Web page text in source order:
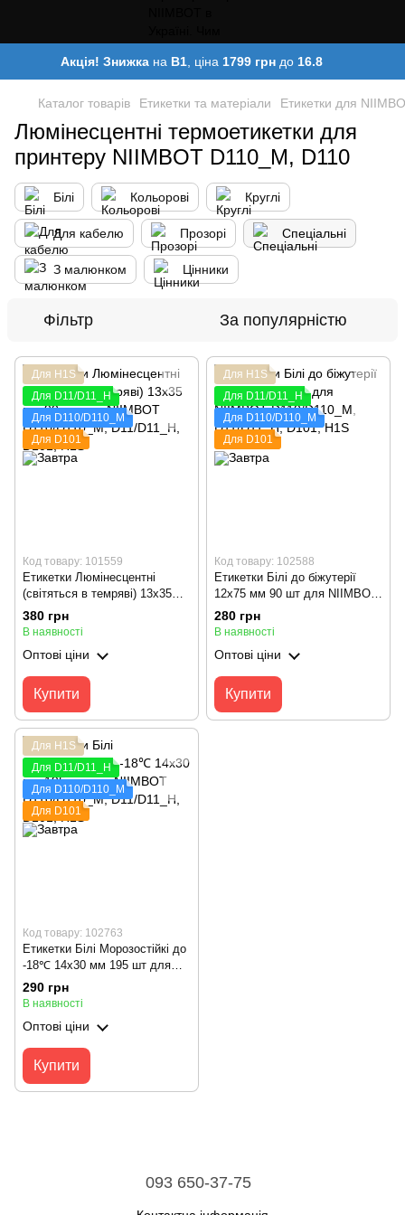
Акція! Знижка на B1, ціна 1799 грн до 16.8
Каталог товарів Етикетки та матеріали Етикетки для
Люмінесцентні термоетикетки для
принтеру NIIMBOT D110_M, D110
Білі Кольорові Круглі
Для кабелю Прозорі Спеціальні
З малюнком Цінники
Фільтр За популярністю
Для H1S
Для D11/D11_H
Для D110/D110_M
Для D101
Код товару: 101559
Етикетки Люмінесцентні
(світяться в темряві) 13х35
мм 90 шт для NIIMBOT
D110/D110_M, D11/D11_H,
380 грн
В наявності
Оптові ціни
Купити
Для H1S
Для D11/D11_H
Для D110/D110_M
Для D101
Код товару: 102588
Етикетки Білі до біжутерії
12x75 мм 90 шт для NIIMBOT
D110/D110_M, D11/D11_H,
D101, H1S
280 грн
В наявності
Оптові ціни
Купити
Для H1S
Для D11/D11_H
Для D110/D110_M
Для D101
Код товару: 102763
Етикетки Білі Морозостійкі до
-18℃ 14х30 мм 195 шт для
NIIMBOT D110/D110_M,
D11/D11_H, D101, H1S
290 грн
В наявності
Оптові ціни
Купити
093 650-37-75